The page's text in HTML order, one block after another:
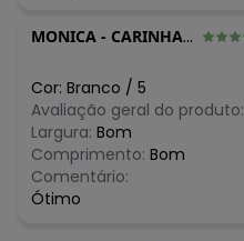
MONICA - CARINHANHA - BA
Cor: Branco / 5
Avaliação geral do produto:
Largura: Bom
Comprimento: Bom
Comentário:
Ótimo